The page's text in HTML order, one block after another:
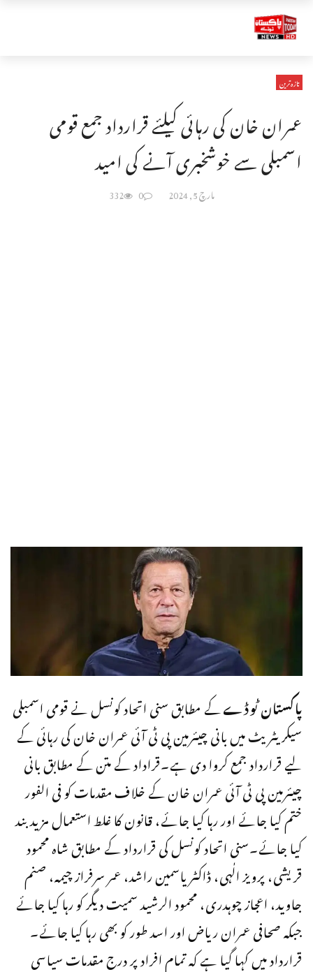
تازہ ترین
عمران خان کی رہائی کیلئے قرارداد جمع قومی
اسمبلی سے خوشخبری آنے کی امید
مارچ 5, 2024 0
332
پاکستان ٹوڈےکے مطابق سنی اتحاد کونسل نے قومی اسمبلی
سیکریٹریٹ میں بانی چیئرمین پی ٹی آئی عمران خان کی رہائی کے
لیے قرارداد جمع کروا دی ہے۔قراداد کے متن کے مطابق بانی
چیئرمین پی ٹی آئی عمران خان کے خلاف مقدمات کو فی الفور
ختم کیا جائے اور رہا کیا جائے، قانون کا غلط استعمال مزید بند
کیا جائے۔سنی اتحاد کونسل کی قرارداد کے مطابق شاہ محمود
قریشی، پرویز الٰہی، ڈاکٹر یاسمین راشد، عمر سرفراز چیمہ، صنم
جاوید، اعجاز چوہدری، محمود الرشید سمیت دیگر کو رہا کیا جائے
جبکہ صحافی عمران ریاض اور اسد طور کو بھی رہا کیا جائے۔
قرارداد میں کہا گیا ہے کہ تمام افراد پر درج مقدمات سیاسی